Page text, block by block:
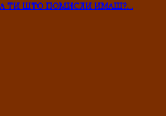
А ТИ ШТО ПОМИСЛИ ИМАШ?…